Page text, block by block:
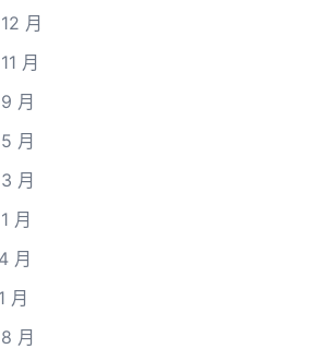
月
月
月
月
月
月
月
月
月